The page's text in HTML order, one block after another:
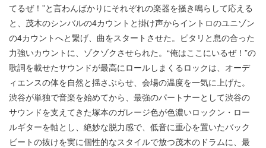
てるぜ！”と言わんばかりにそれぞれの楽器を掻き鳴らして応える
と、茂木のシンバルの4カウントと掛け声からイントロのユニゾン
の4カウントへと繋げ、曲をスタートさせた。ピタリと息の合った
力強いカウントに、ゾクゾクさせられた。“俺はここにいるぜ！”の
歌詞を載せたサウンドが最高にロールしまくるロックは、オーデ
ィエンスの体を自然と揺さぶらせ、会場の温度を一気に上げた。
渋谷が単独で音楽を始めてから、最強のパートナーとして渋谷の
サウンドを支えてきた塚本のガレージ色が色濃いロックン・ロー
ルギターを軸とし、絶妙な脱力感で、低音に重心を置いたバック
ビートの抜けを実に個性的なスタイルで放つ茂木のドラムに、最